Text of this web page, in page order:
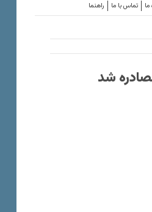
راهنما تماس با ما ما
شد